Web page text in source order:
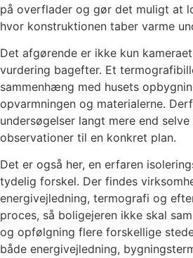
på overflader og gør det muligt at
hvor konstruktionen taber varme
Det afgørende er ikke kun
vurdering bagefter. Et
sammenhæng med husets
opvarmningen og materialerne.
undersøgelser langt mere end
observationer til en konkret plan.
Det er også her, en erfaren
tydelig forskel. Der findes
energivejledning, termografi og
proces, så boligejeren ikke skal
og opfølgning flere forskellige
både energivejledning,